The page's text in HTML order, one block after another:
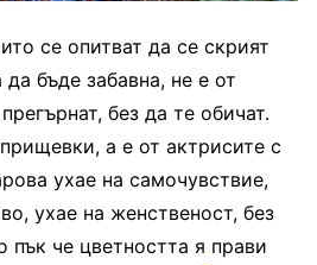
се опитват да се скрият
бъде забавна, не е от
без да те обичат.
а е от актрисите с
ухае на самочувствие,
ухае на женственост, без
пък че цветността я прави